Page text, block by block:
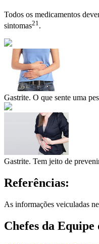
Todos os medicamentos
sintomas21.
Gastrite. O que sente uma
Gastrite. Tem jeito de
Referências:
As informações veiculadas
Chefes da Equipe